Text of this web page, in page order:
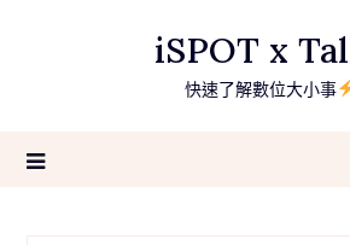
iSPOT x
快速了解數位大小事